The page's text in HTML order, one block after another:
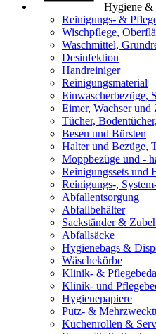
Hygiene &
Reinigungs- &
Wischpflege,
Waschmittel,
Desinfektion
Handreiniger
Reinigungsmaterial
Einwascherbezüge,
Eimer, Wachser und
Tücher,
Besen und Bürsten
Halter und Bezüge,
Moppbezüge und -
Reinigungssets und
Reinigungs-,
Abfallentsorgung
Abfallbehälter
Sackständer &
Abfallsäcke
Hygienebags &
Wäschekörbe
Klinik- &
Klinik- und
Hygienepapiere
Putz- &
Küchenrollen &